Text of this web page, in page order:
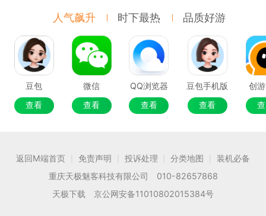
人气飙升 时下最热 品质好游
豆包
查看
微信
查看
QQ浏览器
查看
豆包手机版
查看
创
返回M端首页 免责声明 投诉处理 分类地图
装机必备
重庆天极魅客科技有限公司 010-82657868
天极下载 京公网安备11010802015384号